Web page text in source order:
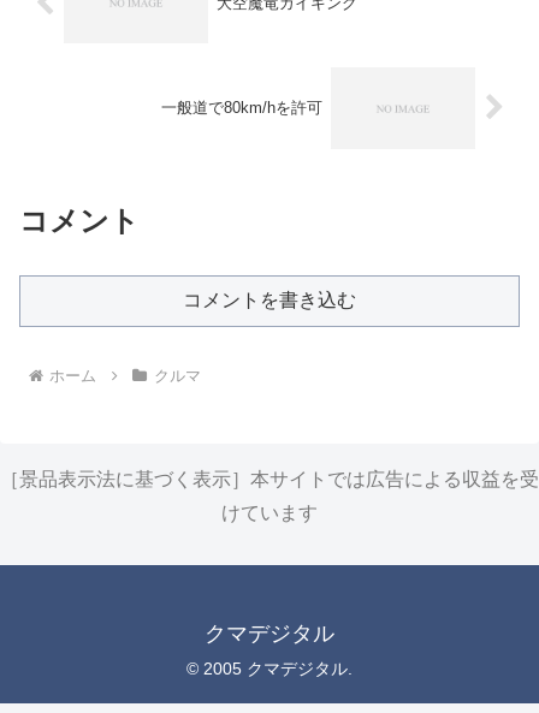
一般道で80km/hを許可
コメント
コメントを書き込む
ホーム クルマ
［景品表示法に基づく表示］本サイトでは広告による収益を受
けています
クマデジタル
© 2005 クマデジタル.